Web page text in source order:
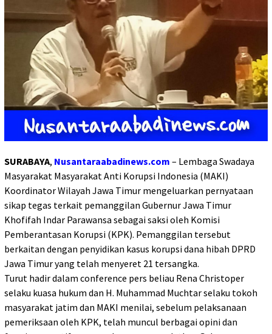
SURABAYA, Nusantaraabadinews.com – Lembaga Swadaya
Masyarakat Masyarakat Anti Korupsi Indonesia (MAKI)
Koordinator Wilayah Jawa Timur mengeluarkan pernyataan
sikap tegas terkait pemanggilan Gubernur Jawa Timur
Khofifah Indar Parawansa sebagai saksi oleh Komisi
Pemberantasan Korupsi (KPK). Pemanggilan tersebut
berkaitan dengan penyidikan kasus korupsi dana hibah DPRD
Jawa Timur yang telah menyeret 21 tersangka.
Turut hadir dalam conference pers beliau Rena Christoper
selaku kuasa hukum dan H. Muhammad Muchtar selaku tokoh
masyarakat jatim dan MAKI menilai, sebelum pelaksanaan
pemeriksaan oleh KPK, telah muncul berbagai opini dan